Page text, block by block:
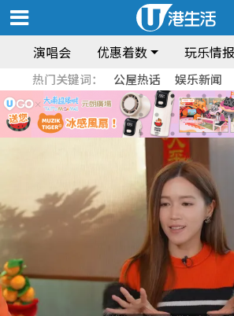
演唱会 优惠着数 玩乐情报
热门关键词： 公屋热话 娱乐新闻